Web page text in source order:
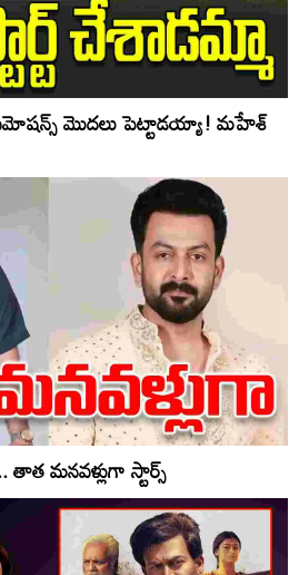
మొద‌లు పెట్టాడ‌య్యా! మ‌హేశ్
తాత మనవళ్లుగా స్టార్స్‌